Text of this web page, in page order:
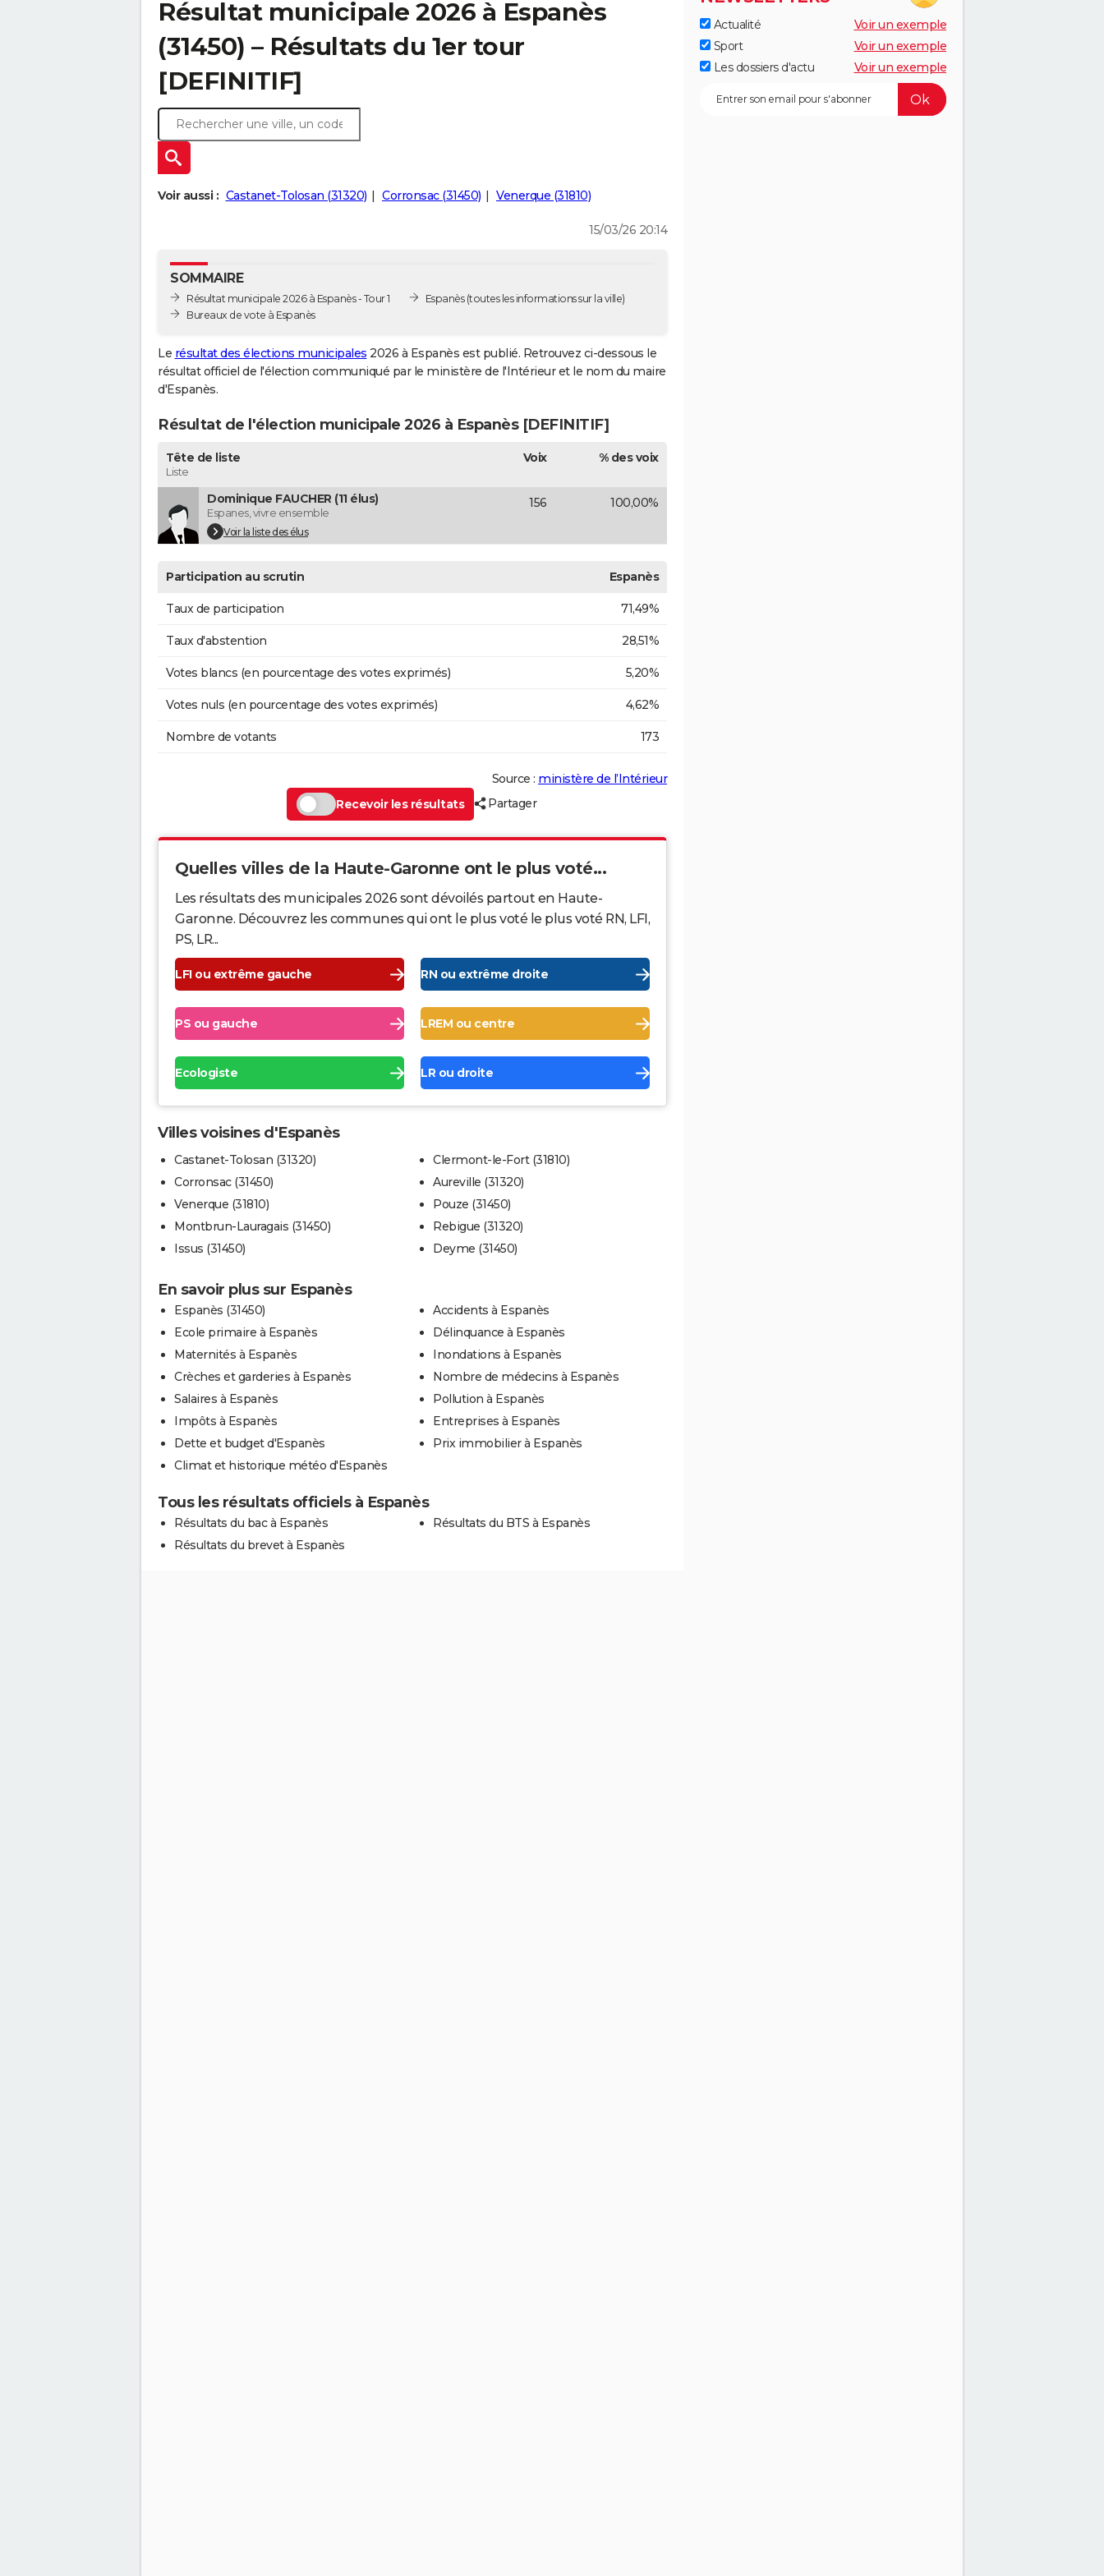
Résultat municipale 2026 à Espanès
(31450) – Résultats du 1er tour
[DEFINITIF]
Voir aussi : Castanet-Tolosan (31320) Corronsac (31450) Venerque (31810)
15/03/26 20:14
SOMMAIRE
Résultat municipale 2026 à Espanès - Tour 1
Bureaux de vote à Espanès
Espanès(toutes les informations sur la ville)
Le résultat des élections municipales 2026 à Espanès est publié. Retrouvez ci-dessous le
résultat officiel de l'élection communiqué par le ministère de l'Intérieur et le nom du maire
d'Espanès.
Résultat de l'élection municipale 2026 à Espanès [DEFINITIF]
Tête de liste
Liste
Voix % des voix
Dominique FAUCHER (11 élus)
Espanes, vivre ensemble
Voir la liste des élus
156 100,00%
Participation au scrutin Espanès
Taux de participation 71,49%
Taux d'abstention 28,51%
Votes blancs (en pourcentage des votes exprimés) 5,20%
Votes nuls (en pourcentage des votes exprimés) 4,62%
Nombre de votants 173
Source : ministère de l’Intérieur
Recevoir les résultats
Partager
Quelles villes de la Haute-Garonne ont le plus voté...
Les résultats des municipales 2026 sont dévoilés partout en Haute-
Garonne. Découvrez les communes qui ont le plus voté le plus voté RN, LFI,
PS, LR...
LFI ou extrême gauche RN ou extrême droite
PS ou gauche LREM ou centre
Ecologiste LR ou droite
Villes voisines d'Espanès
Castanet-Tolosan (31320)
Corronsac (31450)
Venerque (31810)
Montbrun-Lauragais (31450)
Issus (31450)
Clermont-le-Fort (31810)
Aureville (31320)
Pouze (31450)
Rebigue (31320)
Deyme (31450)
En savoir plus sur Espanès
Espanès (31450)
Ecole primaire à Espanès
Maternités à Espanès
Crèches et garderies à Espanès
Salaires à Espanès
Impôts à Espanès
Dette et budget d'Espanès
Climat et historique météo d'Espanès
Accidents à Espanès
Délinquance à Espanès
Inondations à Espanès
Nombre de médecins à Espanès
Pollution à Espanès
Entreprises à Espanès
Prix immobilier à Espanès
Tous les résultats officiels à Espanès
Résultats du bac à Espanès
Résultats du brevet à Espanès
Résultats du BTS à Espanès
Actualité
Voir un exemple
Sport
Voir un exemple
Les dossiers d'actu
Voir un exemple